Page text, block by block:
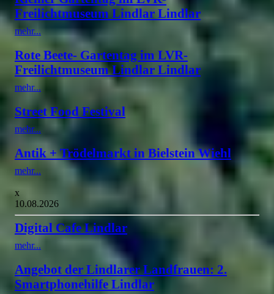
Freilichtmuseum Lindlar Lindlar
mehr...
Rote Beete- Gartentag im LVR-
Freilichtmuseum Lindlar Lindlar
mehr...
Street Food Festival
mehr...
Antik + Trödelmarkt in Bielstein Wiehl
mehr...
x
10.08.2026
Digital Cafe Lindlar
mehr...
Angebot der Lindlarer Landfrauen: 2.
Smartphonehilfe Lindlar